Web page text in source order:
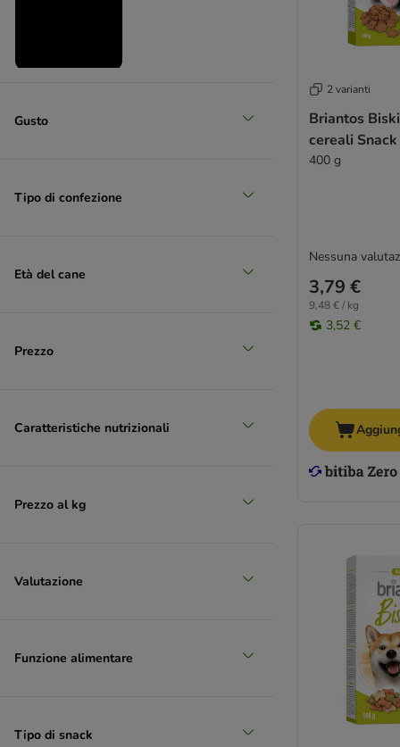
26)
Gusto
Tipo di confezione
Età del cane
Prezzo
Caratteristiche nutrizionali
Prezzo al kg
Valutazione
Funzione alimentare
Tipo di snack
2 varianti
Briantos
cereali
400 g
3,79 €
9,48 € / kg
3,52 €
Nessuna